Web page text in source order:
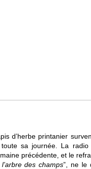
d’herbe printanier
sa journée. La
précédente, et le
des champs”, ne le